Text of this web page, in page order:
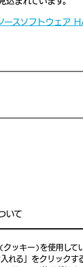
ースソフトウェア
いて
ッキー)を使用して
る」をクリックす